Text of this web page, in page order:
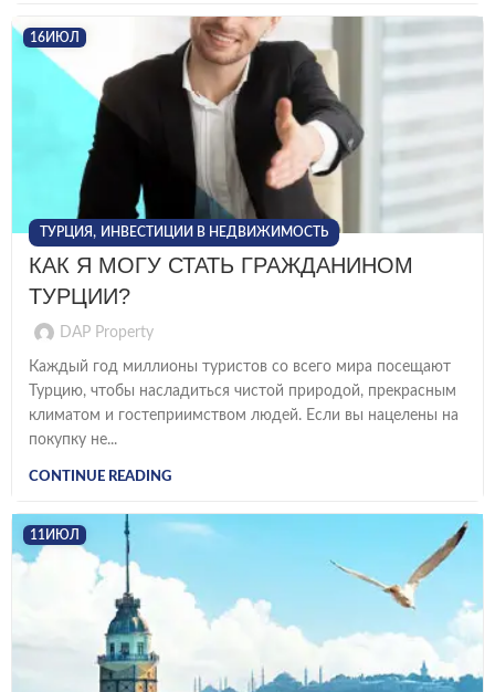
16ИЮЛ
ТУРЦИЯ , ИНВЕСТИЦИИ В НЕДВИЖИМОСТЬ
КАК Я МОГУ СТАТЬ ГРАЖДАНИНОМ
ТУРЦИИ?
DAP Property
Каждый год миллионы туристов со всего мира посещают
Турцию, чтобы насладиться чистой природой, прекрасным
климатом и гостеприимством людей. Если вы нацелены на
покупку не...
CONTINUE READING
11 ИЮЛ